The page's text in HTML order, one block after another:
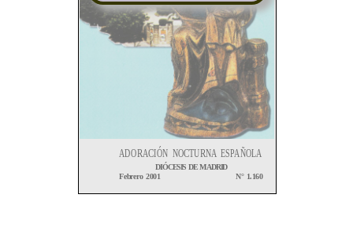
ADORACIÓN NOCTURNA ESPAÑOLA
DIÓCESIS DE MADRID
Febrero 2001 1.160